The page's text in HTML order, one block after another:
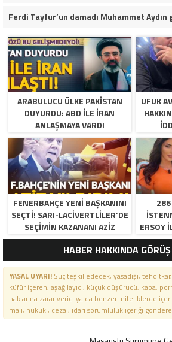
Ferdi Tayfur’un damadı Muhammet Aydın
ARABULUCU ÜLKE PAKISTAN
DUYURDU: ABD ILE İRAN
ANLAŞMAYA VARDI
UFUK
FENERBAHÇE YENI BAŞKANINI
SEÇTI! SARI-LACIVERTLILER’DE
SEÇIMIN KAZANANI AZIZ
YILDIRIM OLDU
286
ERSOY
HABER HAKKINDA
YASAL UYARI!Suç teşkil edecek, yasadışı,
küfür içeren, aşağılayıcı, küçük düşürücü, kaba,
haklarına zarar verici ya da benzeri niteliklerde
mali, hukuki, cezai, idari sorumluluk içeriği